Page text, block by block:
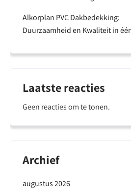
Alkorplan PVC Dakbedekking:
Duurzaamheid en Kwaliteit in
Laatste reacties
Geen reacties om te tonen.
Archief
augustus 2026